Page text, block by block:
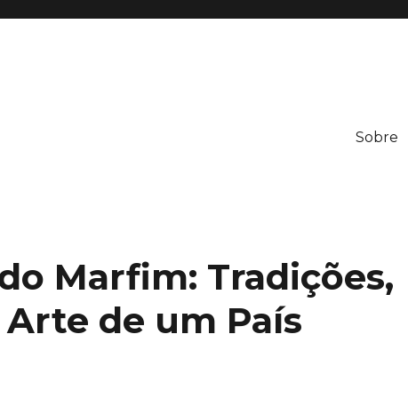
Sobre
Marfim: Tradições,
de um País